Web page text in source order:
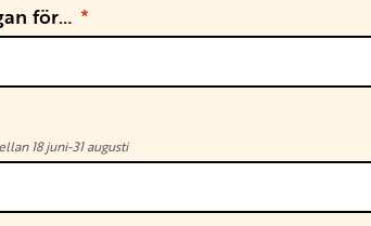
för…
18 juni-31 augusti